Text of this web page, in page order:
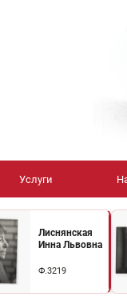
Услуги
Лиснянская
Инна Львовна
Ф.3219